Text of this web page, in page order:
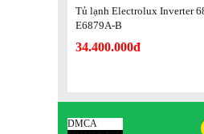
Ngăn đá sở hữu dung tích
xếp thực phẩm một cách
hơn.
Tủ lạnh Electrolux Inverter
E6879A-B
34.400.000đ
DMCA